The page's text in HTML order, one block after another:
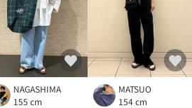
NAGASHIMA
155 cm
MATSUO
154 cm